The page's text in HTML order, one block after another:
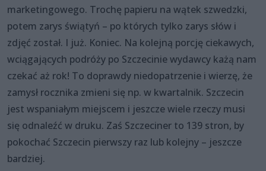
marketingowego. Trochę papieru na wątek szwedzki,
potem zarys świątyń – po których tylko zarys słów i
zdjęć został. I już. Koniec. Na kolejną porcję ciekawych,
wciągających podróży po Szczecinie wydawcy każą nam
czekać aż rok! To doprawdy niedopatrzenie i wierzę, że
zamysł rocznika zmieni się np. w kwartalnik. Szczecin
jest wspaniałym miejscem i jeszcze wiele rzeczy musi
się odnaleźć w druku. Zaś Szczeciner to 139 stron, by
pokochać Szczecin pierwszy raz lub kolejny – jeszcze
bardziej.